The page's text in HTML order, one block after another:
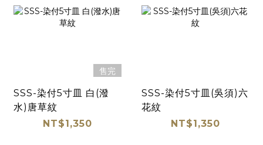
售完
SSS-染付5寸皿 白(潑
水)唐草紋
NT$1,350
SSS-染付5寸皿(吳須)六
花紋
NT$1,350